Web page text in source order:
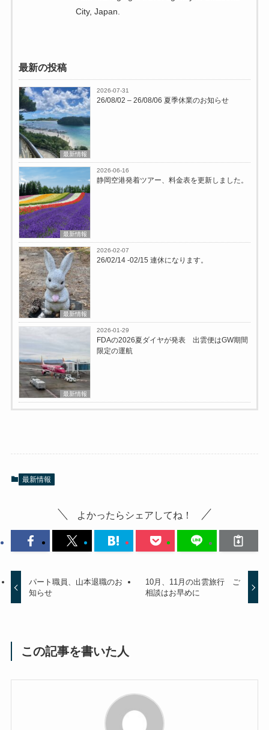
City, Japan.
最新の投稿
最新情報
2026-07-31
26/08/02 – 26/08/06 夏季休業のお知らせ
最新情報
2026-06-16
静岡空港発着ツアー、料金表を更新しました。
最新情報
2026-02-07
26/02/14 -02/15 連休になります。
最新情報
2026-01-29
FDAの2026夏ダイヤが発表 出雲便はGW期間
限定の運航
最新情報
よかったらシェアしてね！
パート職員、山本退職のお
知らせ
10月、11月の出雲旅行 ご
相談はお早めに
この記事を書いた人